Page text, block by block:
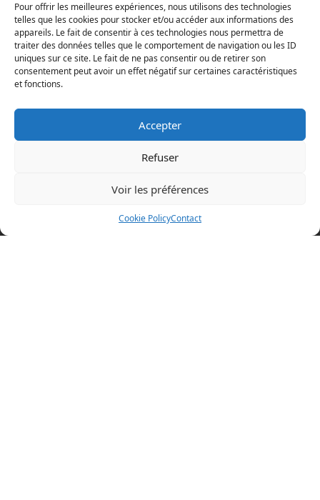
Pour offrir les meilleures expériences, nous utilisons des technologies
telles que les cookies pour stocker et/ou accéder aux informations des
appareils. Le fait de consentir à ces technologies nous permettra de
traiter des données telles que le comportement de navigation ou les ID
uniques sur ce site. Le fait de ne pas consentir ou de retirer son
consentement peut avoir un effet négatif sur certaines caractéristiques
et fonctions.
Accepter
Refuser
Voir les préférences
Cookie PolicyContact
Politique en matière de cookies